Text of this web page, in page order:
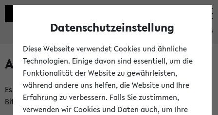
eKVV
Anmeldung am eKVV
Es gibt mehrere Möglichkeiten zur Anmeldung am eKVV.
Bitte wählen Sie die für Sie richtige aus:
Datenschutzeinstellung
Diese Webseite verwendet Cookies und ähnliche
Technologien. Einige davon sind essentiell, um die
Funktionalität der Website zu gewährleisten,
während andere uns helfen, die Website und Ihre
Erfahrung zu verbessern. Falls Sie zustimmen,
verwenden wir Cookies und Daten auch, um Ihre